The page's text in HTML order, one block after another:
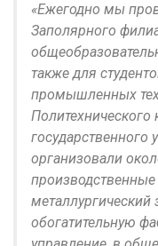
«Ежегодно мы
Заполярного
также для
промышленных
организовали
металлургический
обогатительную